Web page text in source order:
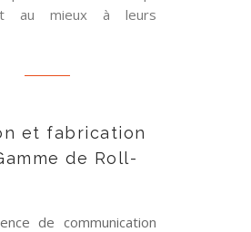
au mieux à leurs
et fabrication
de Roll-
de communication